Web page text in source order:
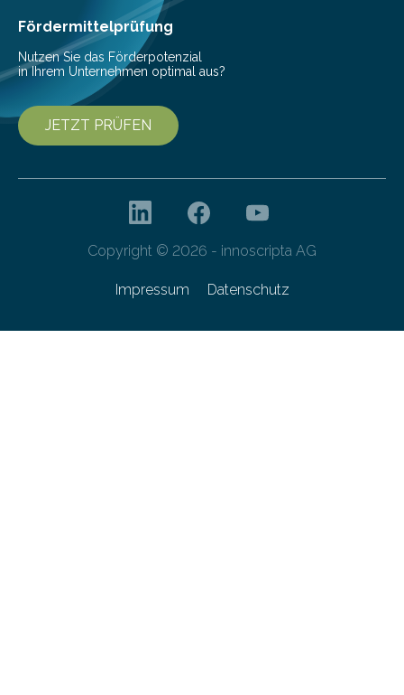
Krankenhausaufenthalten verbunden. „Mit Hilfe digitaler
Technologien…
Fördermittelprüfung
Nutzen Sie das Förderpotenzial
in Ihrem Unternehmen optimal aus?
JETZT PRÜFEN
Copyright © 2026 - innoscripta AG
Impressum Datenschutz